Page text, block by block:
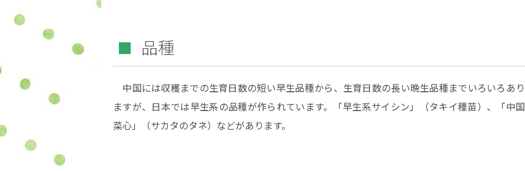
品種
中国には収穫までの生育日数の短い早生品種から、生育日数の長い晩生品種までいろいろあり
ますが、日本では早生系の品種が作られています。「早生系サイシン」（タキイ種苗）、「中国
菜心」（サカタのタネ）などがあります。